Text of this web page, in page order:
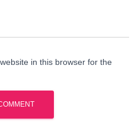
in this browser for the